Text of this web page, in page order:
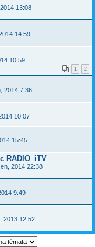
13:08
14:59
10:59
1 2
2014 7:36
10:07
15:45
RADIO_iTV
2014 22:38
9:49
2013 12:52